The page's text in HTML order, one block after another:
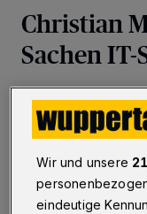
Christian
Sachen
Wuppertal·Wie
Datenformate und
verwendet?
wie
ausnutzen. Sein
Wir und unsere
eindeutige